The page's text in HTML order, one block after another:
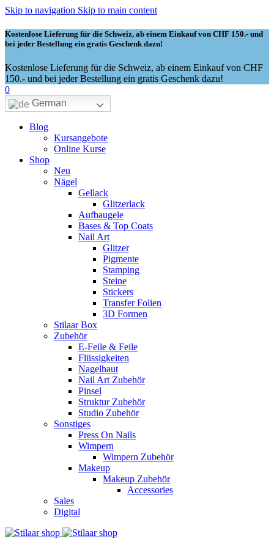
Skip to navigation Skip to main content
Kostenlose Lieferung für die Schweiz, ab einem Einkauf von CHF 150.- und
bei jeder Bestellung ein gratis Geschenk dazu!
Kostenlose Lieferung für die Schweiz, ab einem Einkauf von CHF
150.- und bei jeder Bestellung ein gratis Geschenk dazu!
0
German
Blog
Kursangebote
Online Kurse
Shop
Neu
Nägel
Gellack
Glitzerlack
Aufbaugele
Bases & Top Coats
Nail Art
Glitzer
Pigmente
Stamping
Steine
Stickers
Transfer Folien
3D Formen
Stilaar Box
Zubehör
E-Feile & Feile
Flüssigkeiten
Nagelhaut
Nail Art Zubehör
Pinsel
Struktur Zubehör
Studio Zubehör
Sonstiges
Press On Nails
Wimpern
Wimpern Zubehör
Makeup
Makeup Zubehör
Accessories
Sales
Digital